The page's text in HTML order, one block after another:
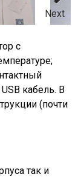
Next
с
кабель. В
(почти
так и